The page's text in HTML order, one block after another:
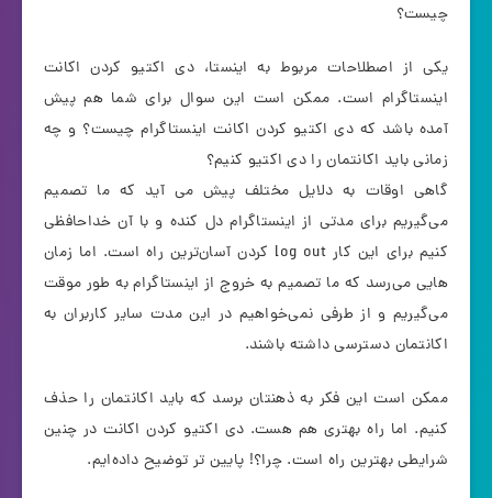
چیست؟
یکی از اصطلاحات مربوط به اینستا، دی اکتیو کردن اکانت
اینستاگرام است. ممکن است این سوال برای شما هم پیش
آمده باشد که دی اکتیو کردن اکانت اینستاگرام چیست؟ و چه
زمانی باید اکانتمان را دی اکتیو کنیم؟
گاهی اوقات به دلایل مختلف پیش می آید که ما تصمیم
می‌گیریم برای مدتی از اینستاگرام دل کنده و با آن خداحافظی
کنیم برای این کار log out کردن آسان‌ترین راه است. اما زمان
هایی می‌رسد که ما تصمیم به خروج از اینستاگرام به طور موقت
می‌گیریم و از طرفی نمی‌خواهیم در این مدت سایر کاربران به
اکانتمان دسترسی داشته باشند.
ممکن است این فکر به ذهنتان برسد که باید اکانتمان را حذف
کنیم. اما راه بهتری هم هست. دی اکتیو کردن اکانت در چنین
شرایطی بهترین راه است. چرا؟! پایین تر توضیح داده‌ایم.